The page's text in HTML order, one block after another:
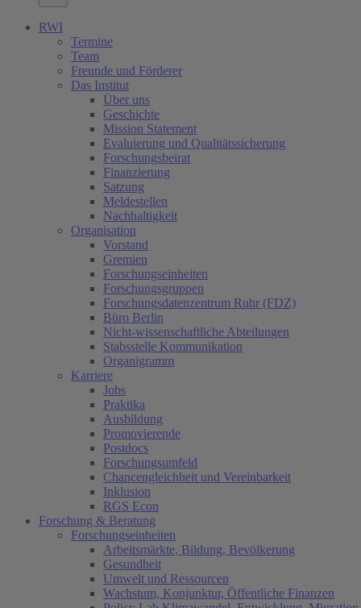
RWI
Termine
Team
Freunde und Förderer
Das Institut
Über uns
Geschichte
Mission Statement
Evaluierung und Qualitätssicherung
Forschungsbeirat
Finanzierung
Satzung
Meldestellen
Nachhaltigkeit
Organisation
Vorstand
Gremien
Forschungseinheiten
Forschungsgruppen
Forschungsdatenzentrum Ruhr (FDZ)
Büro Berlin
Nicht-wissenschaftliche Abteilungen
Stabsstelle Kommunikation
Organigramm
Karriere
Jobs
Praktika
Ausbildung
Promovierende
Postdocs
Forschungsumfeld
Chancengleichheit und Vereinbarkeit
Inklusion
RGS Econ
Forschung & Beratung
Forschungseinheiten
Arbeitsmärkte, Bildung, Bevölkerung
Gesundheit
Umwelt und Ressourcen
Wachstum, Konjunktur, Öffentliche Finanzen